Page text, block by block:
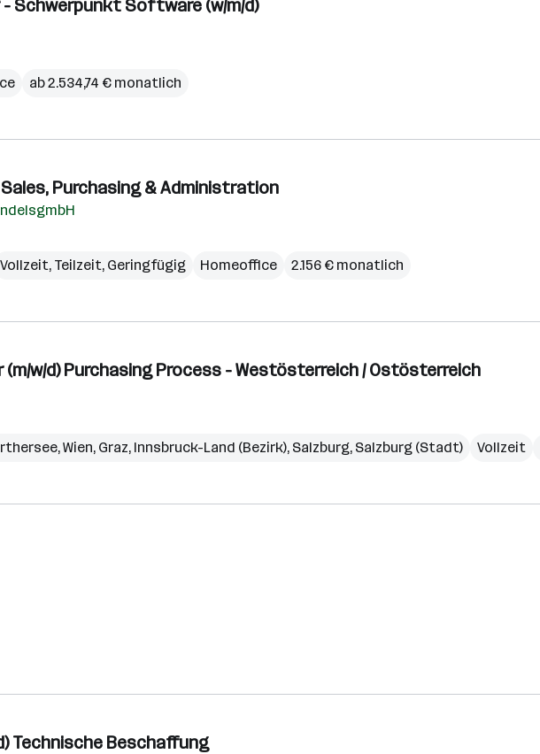
Schwerpunkt Software (w/m/d)
ab 2.534,74 € monatlich
Purchasing & Administration
Vollzeit, Teilzeit, Geringfügig Homeoffice 2.156 € monatlich
w/d) Purchasing Process - Westösterreich / Ostösterreich
,Wien, Graz, Innsbruck-Land (Bezirk), Salzburg, Salzburg (Stadt) Vollzeit
Technische Beschaffung